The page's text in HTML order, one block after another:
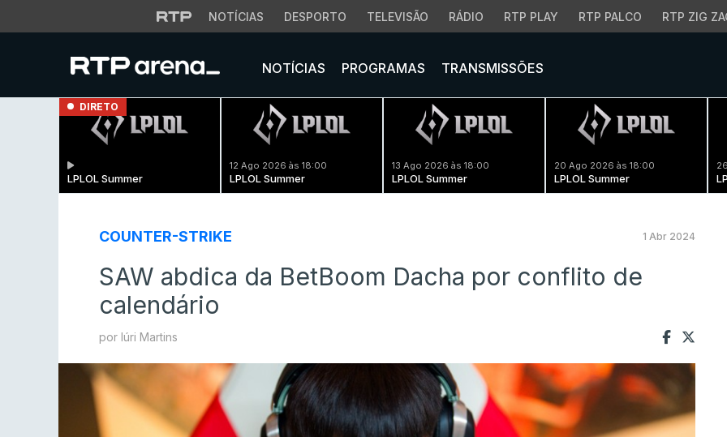
NOTÍCIAS DESPORTO TELEVISÃO RÁDIO RTP PLAY RTP PALCO RTP ZIG
NOTÍCIAS PROGRAMAS TRANSMISSÕES
DIRETO
LPLOL Summer
12 Ago 2026 às 18:00
LPLOL Summer
13 Ago 2026 às 18:00
LPLOL Summer
20 Ago 2026 às 18:00
LPLOL Summer
COUNTER-STRIKE 1 Abr 2024
SAW abdica da BetBoom Dacha por conflito de
calendário
por Iúri Martins